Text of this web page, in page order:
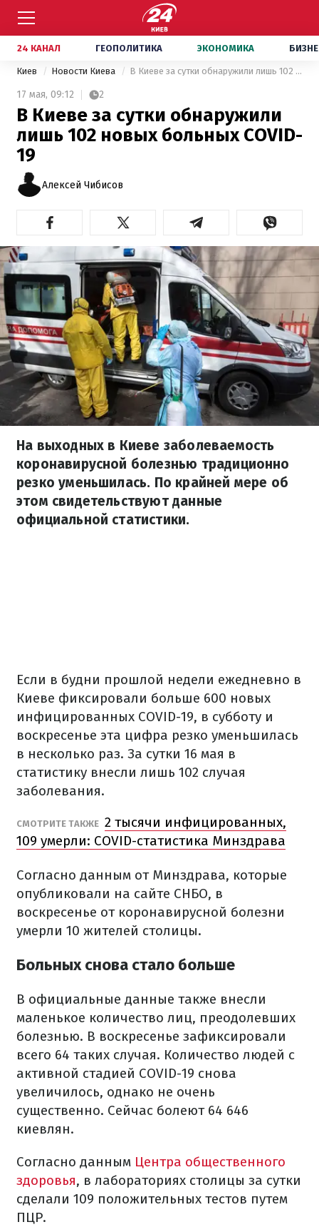
24 КАНАЛ ГЕОПОЛИТИКА ЭКОНОМИКА
Киев Новости Киева В Киеве за сутки обнаружили лишь 102 новых больных COVID-19
17 мая, 09:12 2
В Киеве за сутки обнаружили
лишь 102 новых больных COVID-
19
Алексей Чибисов
На выходных в Киеве заболеваемость
коронавирусной болезнью традиционно
резко уменьшилась. По крайней мере об
этом свидетельствуют данные
официальной статистики.
Если в будни прошлой недели ежедневно в
Киеве фиксировали больше 600 новых
инфицированных COVID-19, в субботу и
воскресенье эта цифра резко уменьшилась
в несколько раз. За сутки 16 мая в
статистику внесли лишь 102 случая
заболевания.
СМОТРИТЕ ТАКЖЕ 2 тысячи инфицированных,
109 умерли: COVID-статистика Минздрава
Согласно данным от Минздрава, которые
опубликовали на сайте СНБО, в
воскресенье от коронавирусной болезни
умерли 10 жителей столицы.
Больных снова стало больше
В официальные данные также внесли
маленькое количество лиц, преодолевших
болезнью. В воскресенье зафиксировали
всего 64 таких случая. Количество людей с
активной стадией COVID-19 снова
увеличилось, однако не очень
существенно. Сейчас болеют 64 646
киевлян.
Согласно данным Центра общественного
здоровья, в лабораториях столицы за сутки
сделали 109 положительных тестов путем
ПЦР.